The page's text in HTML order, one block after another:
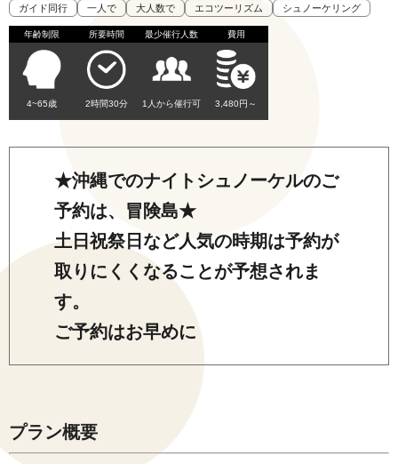
ガイド同行
一人で 大人数で エコツーリズム シュノーケリング
年齢制限
4~65歳
所要時間
2時間30分
最少催行人数
1人から催行可
費用
3,480円～
★沖縄でのナイトシュノーケルのご
予約は、冒険島★
土日祝祭日など人気の時期は予約が
取りにくくなることが予想されま
す。
ご予約はお早めに
プラン概要